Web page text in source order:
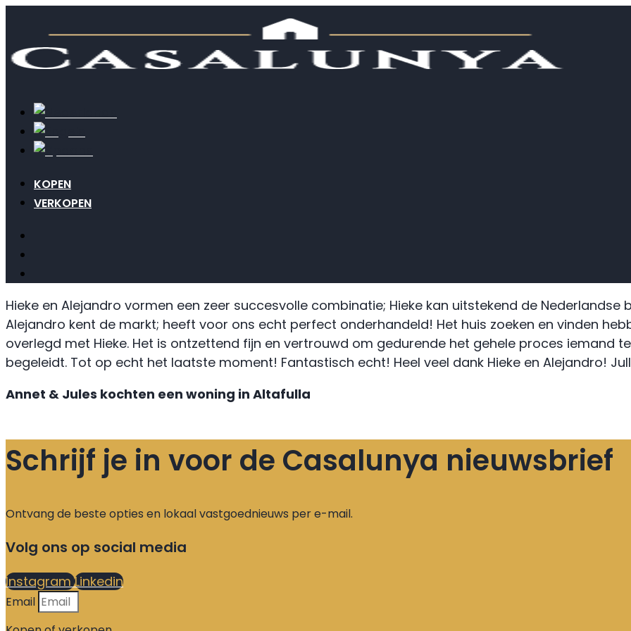
KOPEN
VERKOPEN
Hieke en Alejandro vormen een zeer succesvolle combinatie; Hieke kan uitstekend de
Alejandro kent de markt; heeft voor ons echt perfect onderhandeld! Het huis zoeken en vinden
overlegd met Hieke. Het is ontzettend fijn en vertrouwd om gedurende het gehele proces iemand
begeleidt. Tot op echt het laatste moment! Fantastisch echt! Heel veel dank Hieke en Alejandro!
Annet & Jules kochten een woning in Altafulla
Schrijf je in voor de Casalunya nieuwsbrief
Ontvang de beste opties en lokaal vastgoednieuws per e-mail.
Volg ons op social media
Instagram Linkedin
Email